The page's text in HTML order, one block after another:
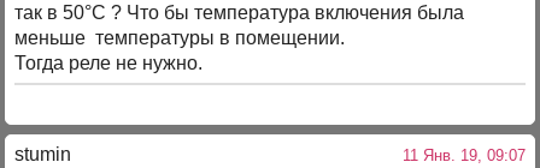
так в 50°С ? Что бы температура включения была
меньше температуры в помещении.
Тогда реле не нужно.
stumin 11 Янв. 19, 09:07